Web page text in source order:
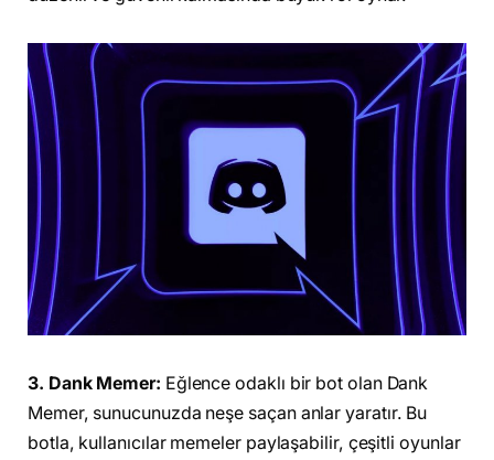
3. Dank Memer: Eğlence odaklı bir bot olan Dank
Memer, sunucunuzda neşe saçan anlar yaratır. Bu
botla, kullanıcılar memeler paylaşabilir, çeşitli oyunlar